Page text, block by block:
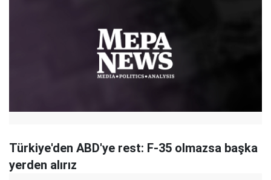
Türkiye'den ABD'ye rest: F-35 olmazsa başka
yerden alırız